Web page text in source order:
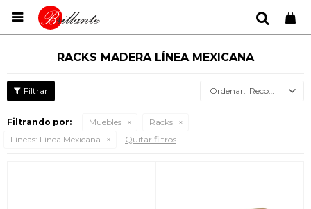

RACKS MADERA LÍNEA MEXICANA
Recomendados
Filtrando por: Muebles
Racks
Líneas: Línea Mexicana Quitar filtros